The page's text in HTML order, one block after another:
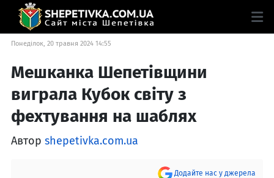
Понеділок, 20 травня 2024 14:55
Мешканка Шепетівщини
виграла Кубок світу з
фехтування на шаблях
Автор shepetivka.com.ua
Додайте нас у джерела